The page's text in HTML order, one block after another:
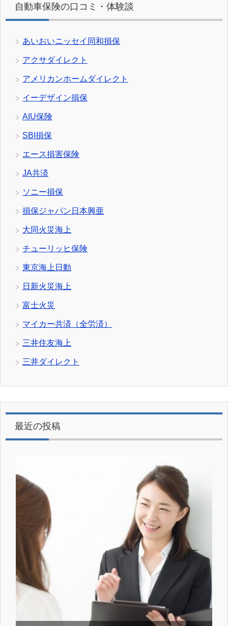
自動車保険の口コミ・体験談
あいおいニッセイ同和損保
アクサダイレクト
アメリカンホームダイレクト
イーデザイン損保
AIU保険
SBI損保
エース損害保険
JA共済
ソニー損保
損保ジャパン日本興亜
大同火災海上
チューリッヒ保険
東京海上日動
日新火災海上
富士火災
マイカー共済（全労済）
三井住友海上
三井ダイレクト
最近の投稿